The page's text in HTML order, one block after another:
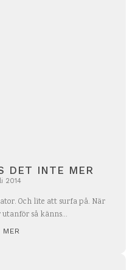
DET INTE MER
2014
Och lite att surfa på. När
så känns...
MER